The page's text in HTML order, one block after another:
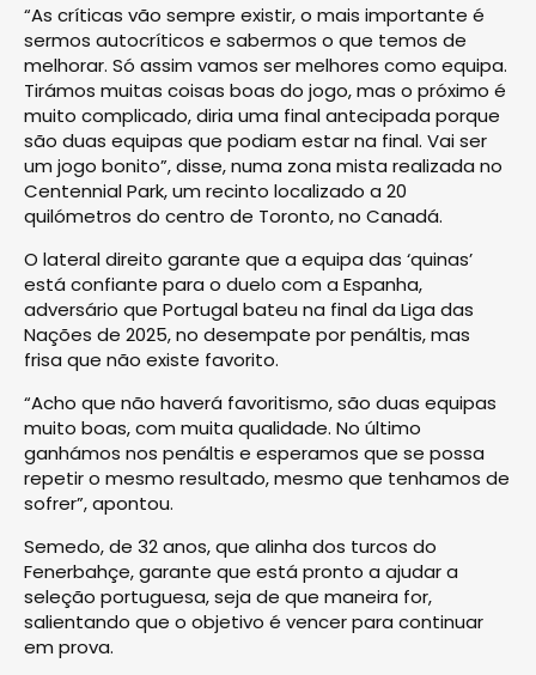
“As críticas vão sempre existir, o mais importante é
sermos autocríticos e sabermos o que temos de
melhorar. Só assim vamos ser melhores como equipa.
Tirámos muitas coisas boas do jogo, mas o próximo é
muito complicado, diria uma final antecipada porque
são duas equipas que podiam estar na final. Vai ser
um jogo bonito”, disse, numa zona mista realizada no
Centennial Park, um recinto localizado a 20
quilómetros do centro de Toronto, no Canadá.
O lateral direito garante que a equipa das ‘quinas’
está confiante para o duelo com a Espanha,
adversário que Portugal bateu na final da Liga das
Nações de 2025, no desempate por penáltis, mas
frisa que não existe favorito.
“Acho que não haverá favoritismo, são duas equipas
muito boas, com muita qualidade. No último
ganhámos nos penáltis e esperamos que se possa
repetir o mesmo resultado, mesmo que tenhamos de
sofrer”, apontou.
Semedo, de 32 anos, que alinha dos turcos do
Fenerbahçe, garante que está pronto a ajudar a
seleção portuguesa, seja de que maneira for,
salientando que o objetivo é vencer para continuar
em prova.